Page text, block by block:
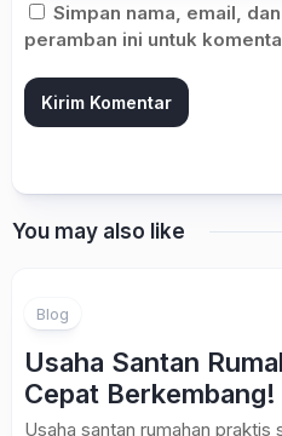
Simpan nama, email,
peramban ini untuk
You may also like
Blog
Usaha Santan
Cepat Berkembang!
Usaha santan rumahan praktis